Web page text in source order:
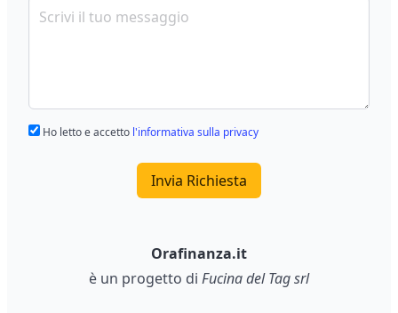
Ho letto e accetto l'informativa sulla privacy
Invia Richiesta
Orafinanza.it
è un progetto di Fucina del Tag srl